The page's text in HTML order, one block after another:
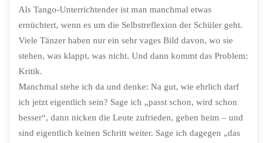
Als Tango-Unterrichtender ist man manchmal etwas
ernüchtert, wenn es um die Selbstreflexion der Schüler geht.
Viele Tänzer haben nur ein sehr vages Bild davon, wo sie
stehen, was klappt, was nicht. Und dann kommt das Problem:
Kritik.
Manchmal stehe ich da und denke: Na gut, wie ehrlich darf
ich jetzt eigentlich sein? Sage ich „passt schon, wird schon
besser“, dann nicken die Leute zufrieden, gehen heim – und
sind eigentlich keinen Schritt weiter. Sage ich dagegen „das